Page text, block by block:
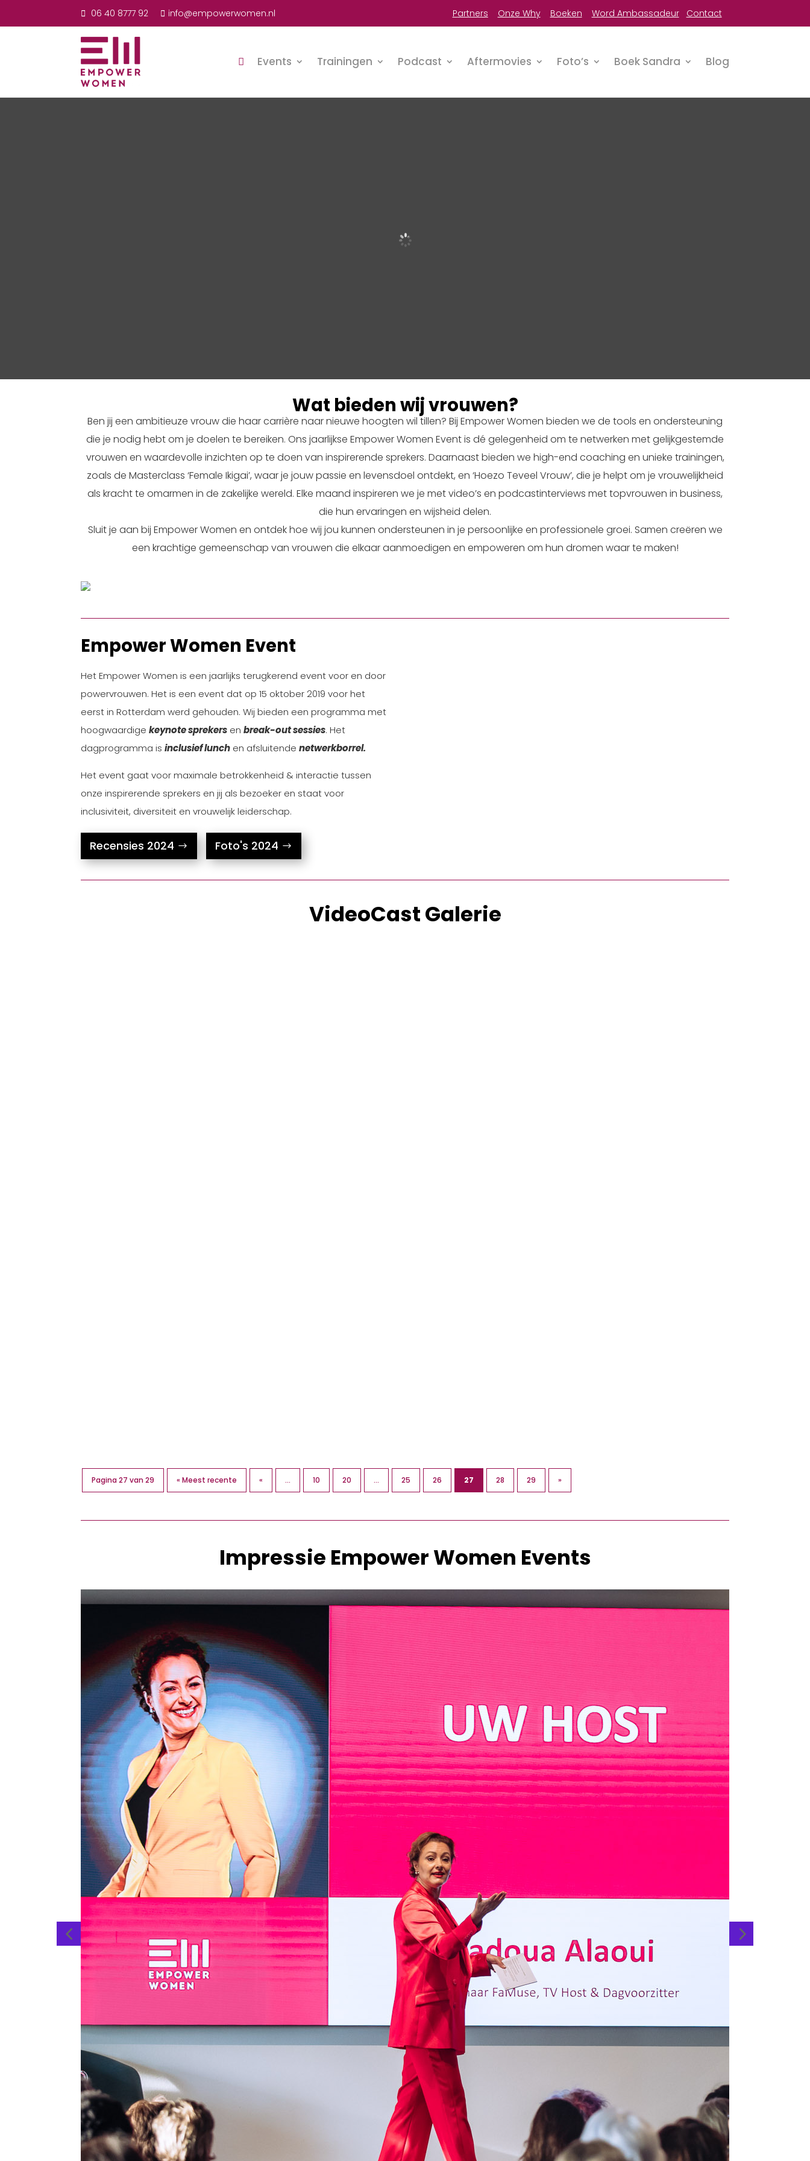
06 40 8777 92 info@empowerwomen.nl Partners Onze Why Boeken Word Ambassadeur Contact
Events Trainingen Podcast Aftermovies Foto’s Boek Sandra Blog
Wat bieden wij vrouwen?
Ben jij een ambitieuze vrouw die haar carrière naar nieuwe hoogten wil tillen? Bij Empower Women bieden we de tools en ondersteuning
die je nodig hebt om je doelen te bereiken. Ons jaarlijkse Empower Women Event is dé gelegenheid om te netwerken met gelijkgestemde
vrouwen en waardevolle inzichten op te doen van inspirerende sprekers. Daarnaast bieden we high-end coaching en unieke trainingen,
zoals de Masterclass ‘Female Ikigai’, waar je jouw passie en levensdoel ontdekt, en ‘Hoezo Teveel Vrouw’, die je helpt om je vrouwelijkheid
als kracht te omarmen in de zakelijke wereld. Elke maand inspireren we je met video’s en podcastinterviews met topvrouwen in business,
die hun ervaringen en wijsheid delen.
Sluit je aan bij Empower Women en ontdek hoe wij jou kunnen ondersteunen in je persoonlijke en professionele groei. Samen creëren we
een krachtige gemeenschap van vrouwen die elkaar aanmoedigen en empoweren om hun dromen waar te maken!
Empower Women Event
Het Empower Women is een jaarlijks terugkerend event voor en door
powervrouwen. Het is een event dat op 15 oktober 2019 voor het
eerst in Rotterdam werd gehouden. Wij bieden een programma met
hoogwaardigekeynote sprekers enbreak-out sessies. Het
dagprogramma isinclusief lunch en afsluitendenetwerkborrel.
Het event gaat voor maximale betrokkenheid & interactie tussen
onze inspirerende sprekers en jij als bezoeker en staat voor
inclusiviteit, diversiteit en vrouwelijk leiderschap.
Recensies 2024 Foto's 2024
VideoCast Galerie
Pagina 27 van 29 « Meest recente « ... 10 20 ... 25 26 27 28 29 »
Impressie Empower Women Events